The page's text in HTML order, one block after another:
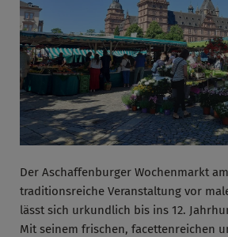
Der Aschaffenburger Wochenmarkt
traditionsreiche Veranstaltung vor
lässt sich urkundlich bis ins 12.
Mit seinem frischen, facettenreichen